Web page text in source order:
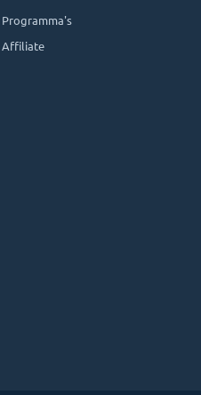
Programma's
Affiliate